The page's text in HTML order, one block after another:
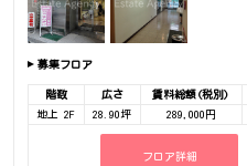
募集フロア
階数 広さ 賃料総額(税別)
地上 2F
28.90坪 289,000円
フロア詳細